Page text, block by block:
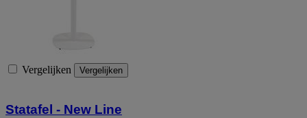
Vergelijken Vergelijken
Statafel - New Line